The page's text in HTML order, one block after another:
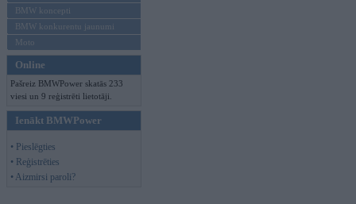
BMW koncepti
BMW konkurentu jaunumi
Moto
Online
Pašreiz BMWPower skatās 233
viesi un 9 reģistrēti lietotāji.
Ienākt BMWPower
• Pieslēgties
• Reģistrēties
• Aizmirsi paroli?